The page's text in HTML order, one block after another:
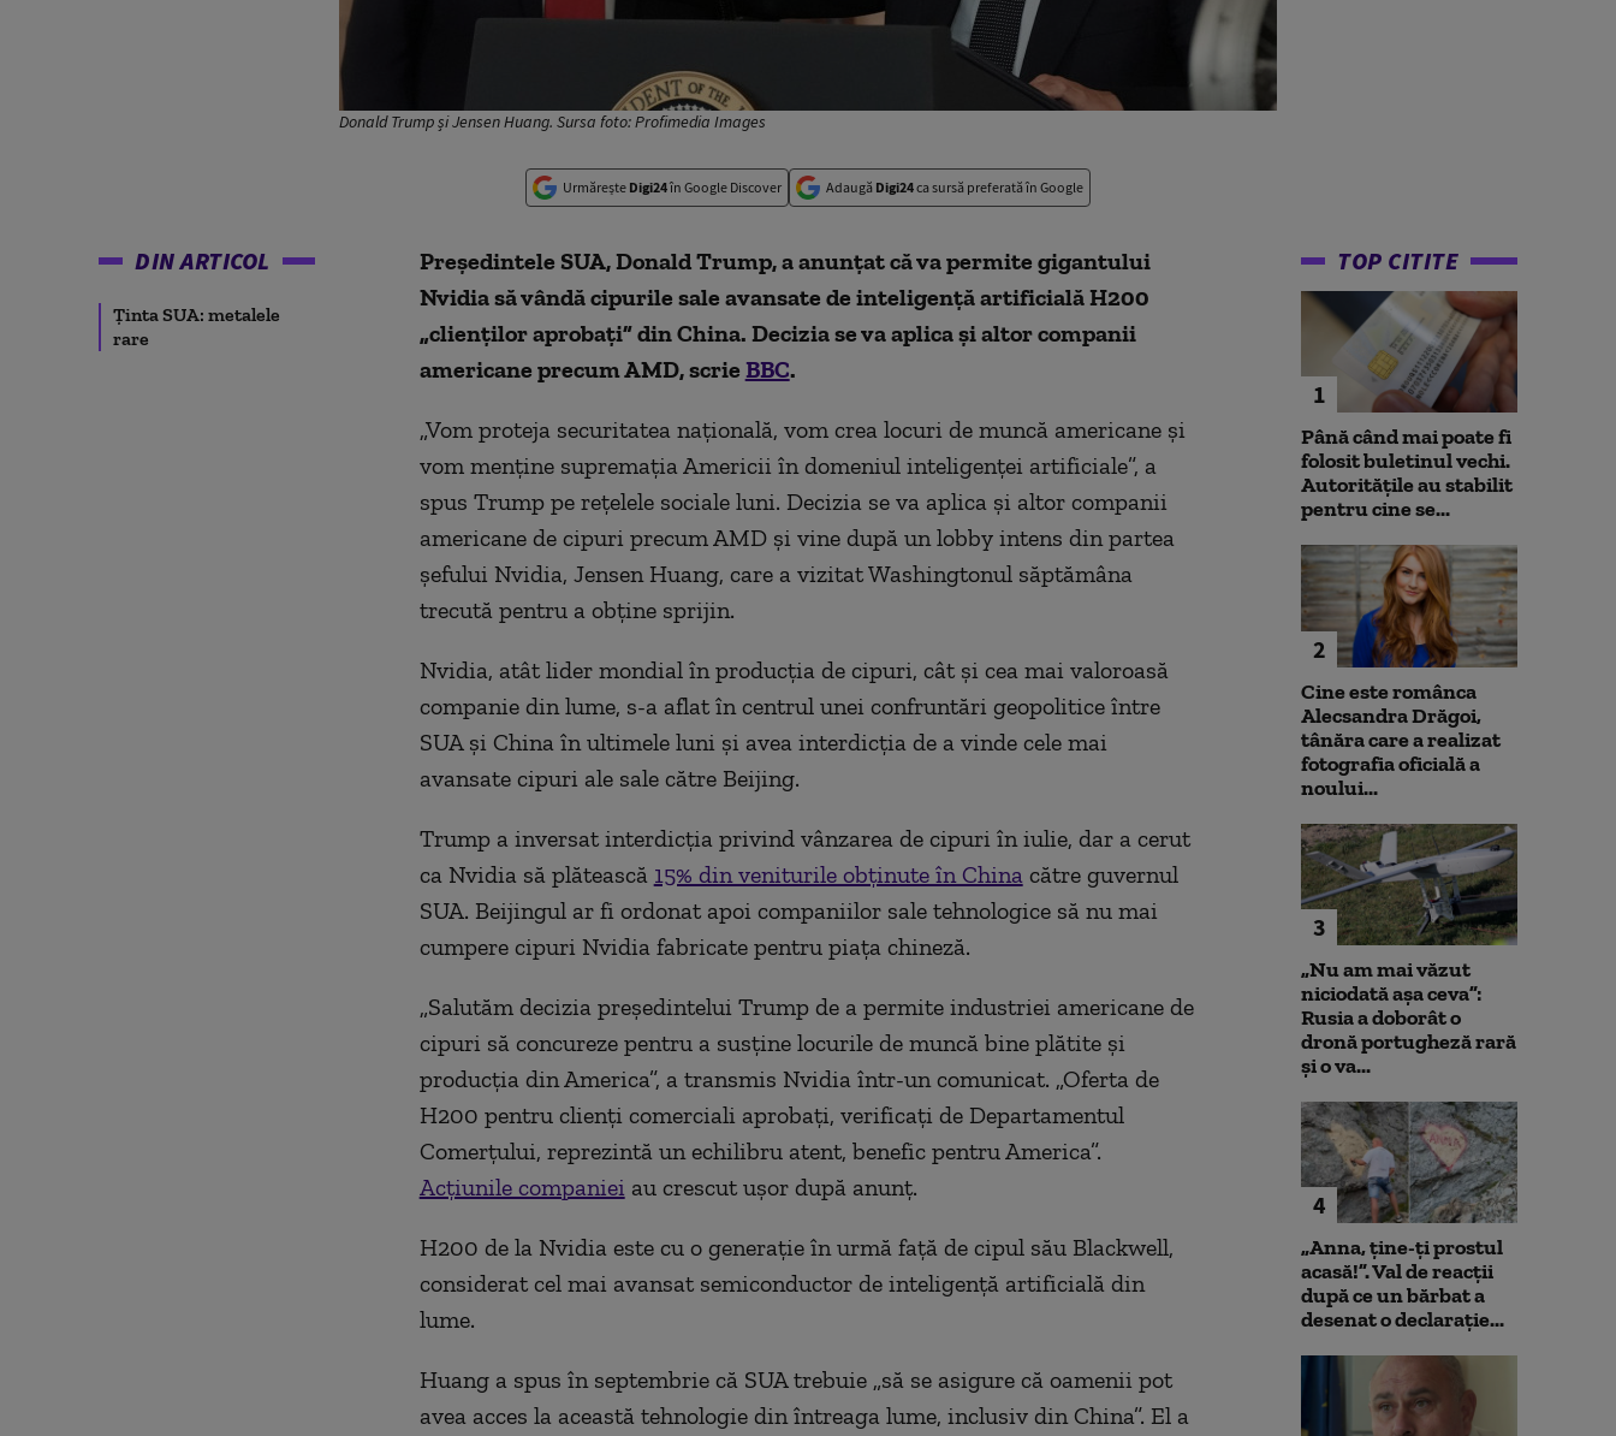
Donald Trump și Jensen Huang. Sursa foto: Profimedia Images
Urmărește Digi24în Google Discover Adaugă Digi24ca sursă preferată în Google
DIN ARTICOL
Ținta SUA: metalele
rare
Președintele SUA, Donald Trump, a anunțat că va permite gigantului
Nvidia să vândă cipurile sale avansate de inteligență artificială H200
„clienților aprobați” din China. Decizia se va aplica și altor companii
americane precum AMD, scrie BBC.
„Vom proteja securitatea națională, vom crea locuri de muncă americane și
vom menține supremația Americii în domeniul inteligenței artificiale”, a
spus Trump pe rețelele sociale luni. Decizia se va aplica și altor companii
americane de cipuri precum AMD și vine după un lobby intens din partea
șefului Nvidia, Jensen Huang, care a vizitat Washingtonul săptămâna
trecută pentru a obține sprijin.
Nvidia, atât lider mondial în producția de cipuri, cât și cea mai valoroasă
companie din lume, s-a aflat în centrul unei confruntări geopolitice între
SUA și China în ultimele luni și avea interdicția de a vinde cele mai
avansate cipuri ale sale către Beijing.
Trump a inversat interdicția privind vânzarea de cipuri în iulie, dar a cerut
ca Nvidia să plătească 15% din veniturile obținute în Chinacătre guvernul
SUA. Beijingul ar fi ordonat apoi companiilor sale tehnologice să nu mai
cumpere cipuri Nvidia fabricate pentru piața chineză.
„Salutăm decizia președintelui Trump de a permite industriei americane de
cipuri să concureze pentru a susține locurile de muncă bine plătite și
producția din America”, a transmis Nvidia într-un comunicat. „Oferta de
H200 pentru clienți comerciali aprobați, verificați de Departamentul
Comerțului, reprezintă un echilibru atent, benefic pentru America”.
Acțiunile companieiau crescut ușor după anunț.
H200 de la Nvidia este cu o generație în urmă față de cipul său Blackwell,
considerat cel mai avansat semiconductor de inteligență artificială din
lume.
Huang a spus în septembrie că SUA trebuie „să se asigure că oamenii pot
avea acces la această tehnologie din întreaga lume, inclusiv din China”. El a
TOP CITITE
1
Până când mai poate fi
folosit buletinul vechi.
Autoritățile au stabilit
pentru cine se...
2
Cine este românca
Alecsandra Drăgoi,
tânăra care a realizat
fotografia oficială a
noului...
3
„Nu am mai văzut
niciodată așa ceva”:
Rusia a doborât o
dronă portugheză rară
și o va...
4
„Anna, ţine-ţi prostul
acasă!”. Val de reacții
după ce un bărbat a
desenat o declarație...